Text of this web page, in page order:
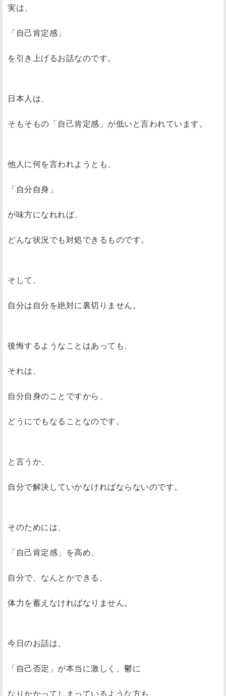
実は、
「自己肯定感」
を引き上げるお話なのです。
日本人は、
そもそもの「自己肯定感」が低いと言われています。
他人に何を言われようとも、
「自分自身」
が味方になれれば、
どんな状況でも対処できるものです。
そして、
自分は自分を絶対に裏切りません。
後悔するようなことはあっても、
それは、
自分自身のことですから、
どうにでもなることなのです。
と言うか、
自分で解決していかなければならないのです。
そのためには、
「自己肯定感」を高め、
自分で、なんとかできる、
体力を蓄えなければなりません。
今日のお話は、
「自己否定」が本当に激しく、鬱に
なりかかってしまっているような方も